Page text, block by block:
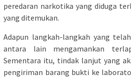
peredaran narkotika yang diduga
yang ditemukan.
Adapun langkah-langkah yang
antara lain mengamankan
Sementara itu, tindak lanjut yang
pengiriman barang bukti ke